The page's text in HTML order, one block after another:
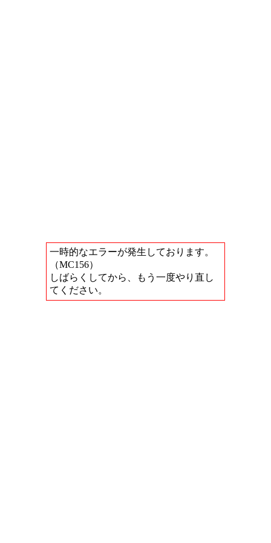
一時的なエラーが発生しております。
（MC156）
しばらくしてから、もう一度やり直し
てください。